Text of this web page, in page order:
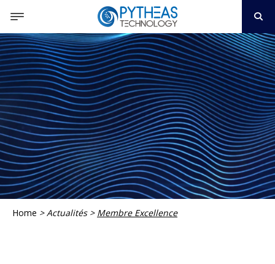
Home > Actualités > Membre Excellence